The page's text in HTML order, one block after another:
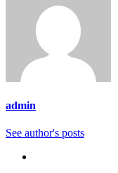
admin
See author's posts